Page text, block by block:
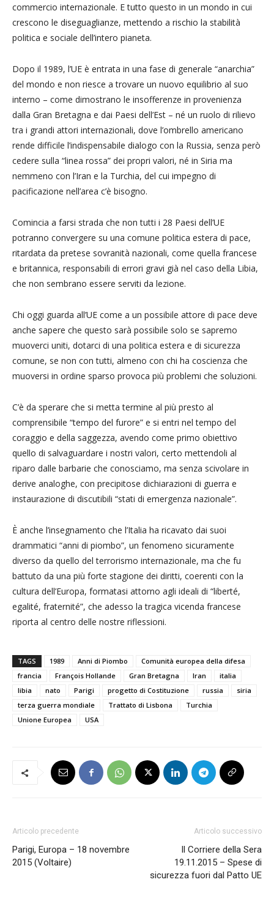
commercio internazionale. E tutto questo in un mondo in cui
crescono le diseguaglianze, mettendo a rischio la stabilità
politica e sociale dell’intero pianeta.
Dopo il 1989, l’UE è entrata in una fase di generale “anarchia”
del mondo e non riesce a trovare un nuovo equilibrio al suo
interno – come dimostrano le insofferenze in provenienza
dalla Gran Bretagna e dai Paesi dell’Est – né un ruolo di rilievo
tra i grandi attori internazionali, dove l’ombrello americano
rende difficile l’indispensabile dialogo con la Russia, senza però
cedere sulla “linea rossa” dei propri valori, né in Siria ma
nemmeno con l’Iran e la Turchia, del cui impegno di
pacificazione nell’area c’è bisogno.
Comincia a farsi strada che non tutti i 28 Paesi dell’UE
potranno convergere su una comune politica estera di pace,
ritardata da pretese sovranità nazionali, come quella francese
e britannica, responsabili di errori gravi già nel caso della Libia,
che non sembrano essere serviti da lezione.
Chi oggi guarda all’UE come a un possibile attore di pace deve
anche sapere che questo sarà possibile solo se sapremo
muoverci uniti, dotarci di una politica estera e di sicurezza
comune, se non con tutti, almeno con chi ha coscienza che
muoversi in ordine sparso provoca più problemi che soluzioni.
C’è da sperare che si metta termine al più presto al
comprensibile “tempo del furore” e si entri nel tempo del
coraggio e della saggezza, avendo come primo obiettivo
quello di salvaguardare i nostri valori, certo mettendoli al
riparo dalle barbarie che conosciamo, ma senza scivolare in
derive analoghe, con precipitose dichiarazioni di guerra e
instaurazione di discutibili “stati di emergenza nazionale”.
È anche l’insegnamento che l’Italia ha ricavato dai suoi
drammatici “anni di piombo”, un fenomeno sicuramente
diverso da quello del terrorismo internazionale, ma che fu
battuto da una più forte stagione dei diritti, coerenti con la
cultura dell’Europa, formatasi attorno agli ideali di “liberté,
egalité, fraternité”, che adesso la tragica vicenda francese
riporta al centro delle nostre riflessioni.
TAGS 1989 Anni di Piombo
Comunità europea della difesa
francia
François Hollande Gran Bretagna Iran
italia
libia
nato Parigi progetto di Costituzione russia
siria
terza guerra mondiale
Trattato di Lisbona
Turchia
Unione Europea
USA
Articolo precedente
Parigi, Europa – 18 novembre
2015 (Voltaire)
Articolo successivo
Il Corriere della Sera
19.11.2015 – Spese di
sicurezza fuori dal Patto UE